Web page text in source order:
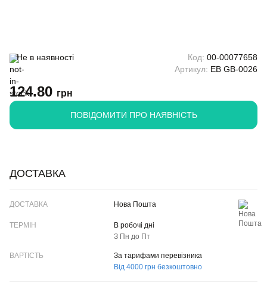
Не в наявності Код: 00-00077658
Артикул: EB GB-0026
124.80 грн
ПОВІДОМИТИ ПРО НАЯВНІСТЬ
ДОСТАВКА
ДОСТАВКА
ТЕРМІН
Нова Пошта
В робочі дні
З Пн до Пт
За тарифами перевізника
Від 4000 грн безкоштовно